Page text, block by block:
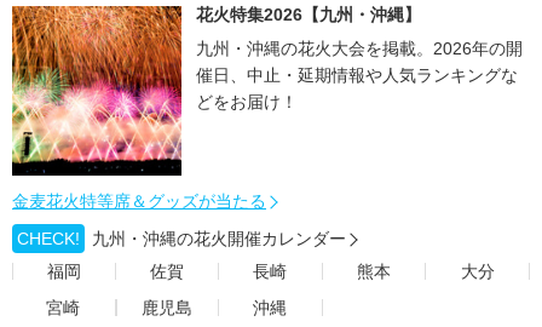
花火特集2026【九州・沖縄】
九州・沖縄の花火大会を掲載。2026年の開
催日、中止・延期情報や人気ランキングな
どをお届け！
金麦花火特等席＆グッズが当たる
CHECK!
九州・沖縄の花火開催カレンダー
福岡
佐賀 長崎 熊本
大分
宮崎
鹿児島 沖縄